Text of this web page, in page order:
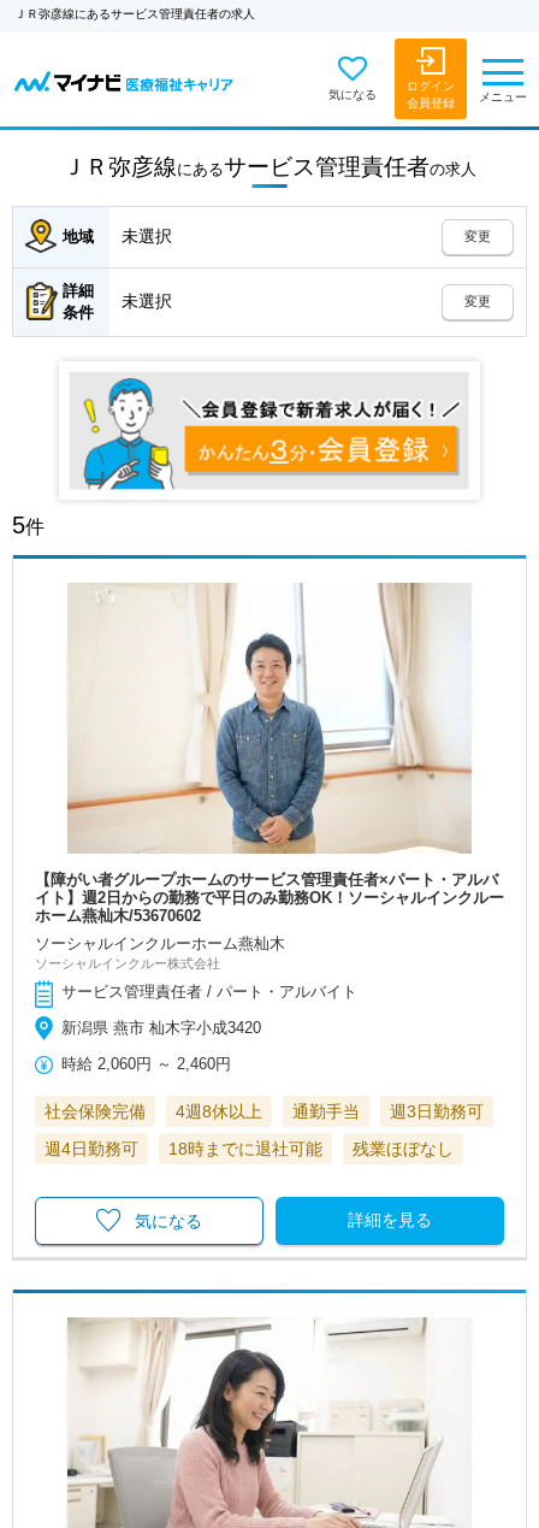
ＪＲ弥彦線にあるサービス管理責任者の求人
気になる
ログイン
会員登録
メニュー
ＪＲ弥彦線 にあるサービス管理責任者の求人
地域 未選択 変更
詳細
条件
未選択 変更
5件
【障がい者グループホームのサービス管理責任者×パート・アルバ
イト】週2日からの勤務で平日のみ勤務OK！ソーシャルインクルー
ホーム燕杣木/53670602
ソーシャルインクルーホーム燕杣木
ソーシャルインクルー株式会社
サービス管理責任者 / パート・アルバイト
新潟県 燕市 杣木字小成3420
時給 2,060円 ～ 2,460円
社会保険完備 4週8休以上 通勤手当
週3日勤務可
週4日勤務可
18時までに退社可能 残業ほぼなし
詳細を見る
気になる